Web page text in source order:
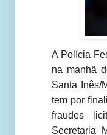
A Polícia
na manhã
Santa Inês/
tem por
fraudes
Secretaria